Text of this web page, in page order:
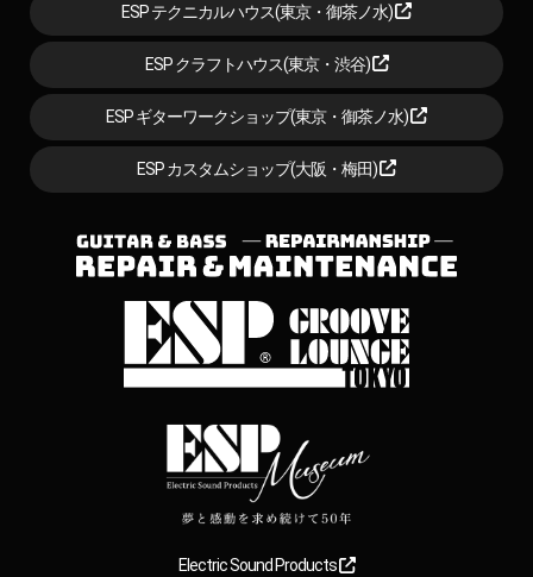
ESP テクニカルハウス(東京・御茶ノ水)
ESP クラフトハウス(東京・渋谷)
ESP ギターワークショップ(東京・御茶ノ水)
ESP カスタムショップ(大阪・梅田)
Electric Sound Products